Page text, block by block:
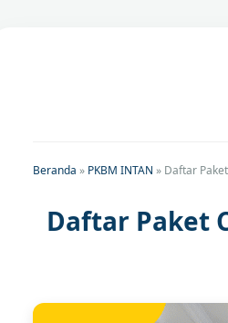
Beranda » PKBM INTAN » Daftar
Daftar Paket